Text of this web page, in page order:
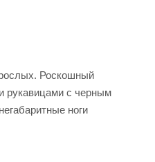
Роскошный
рукавицами с черным
ноги